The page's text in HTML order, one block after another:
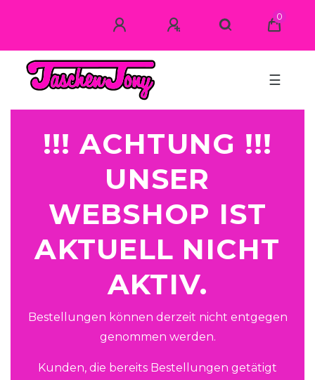
0
☰
!!! ACHTUNG !!!
UNSER
WEBSHOP IST
AKTUELL NICHT
AKTIV.
Bestellungen können derzeit nicht entgegen
genommen werden.
Kunden, die bereits Bestellungen getätigt